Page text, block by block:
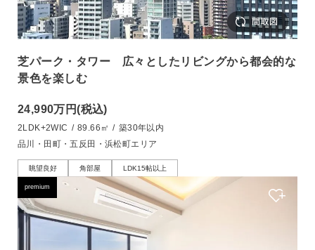
芝パーク・タワー 広々としたリビングから都会的な
景色を楽しむ
24,990万円(税込)
2LDK+2WIC / 89.66㎡ / 築30年以内
品川・田町・五反田・浜松町エリア
眺望良好 角部屋 LDK15帖以上
premium